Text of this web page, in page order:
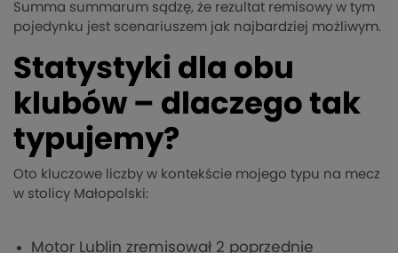
Summa summarum sądzę, że rezultat remisowy w tym
pojedynku jest scenariuszem jak najbardziej możliwym.
Statystyki dla obu
klubów – dlaczego tak
typujemy?
Oto kluczowe liczby w kontekście mojego typu na mecz
w stolicy Małopolski:
Motor Lublin zremisował 2 poprzednie